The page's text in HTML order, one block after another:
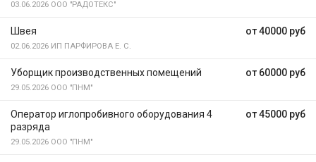
03.06.2026 ООО "РАДОТЕКС"
от 40000 руб
Швея
02.06.2026 ИП ПАРФИРОВА Е. С.
от 60000 руб
Уборщик производственных помещений
29.05.2026 ООО "ПНМ"
от 45000 руб
Оператор иглопробивного оборудования 4
разряда
29.05.2026 ООО "ПНМ"